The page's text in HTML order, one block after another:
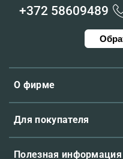
О фирме
Для покупателя
Полезная информация
+372 58609489